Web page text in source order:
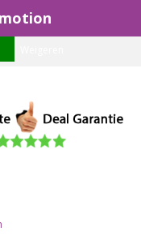
maken wij gebruik van